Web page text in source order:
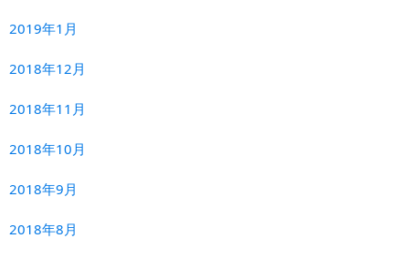
2019年1月
2018年12月
2018年11月
2018年10月
2018年9月
2018年8月